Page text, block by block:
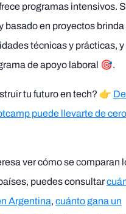
programas intensivos.
basado en proyectos brinda
técnicas y prácticas, y
de apoyo laboral 🎯.
tu futuro en tech? 👉
puede llevarte de
ver cómo se comparan
puedes consultar
Argentina, cuánto gana un